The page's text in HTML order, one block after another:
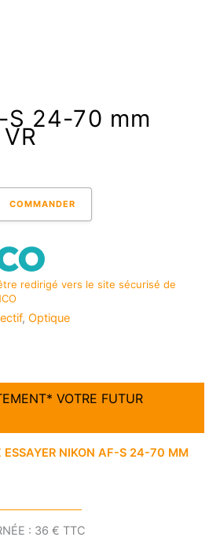
S 24-70 mm
COMMANDER
redirigé vers le site sécurisé de
, Optique
VOTRE FUTUR
ESSAYER NIKON AF-S 24-70 MM
: 36 € TTC